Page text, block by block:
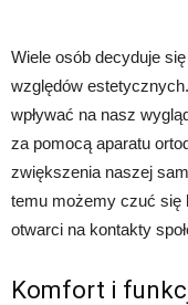
Wiele osób decyduje
względów
wpływać na nasz
za pomocą aparatu
zwiększenia naszej
temu możemy czuć się
otwarci na kontakty
Komfort i